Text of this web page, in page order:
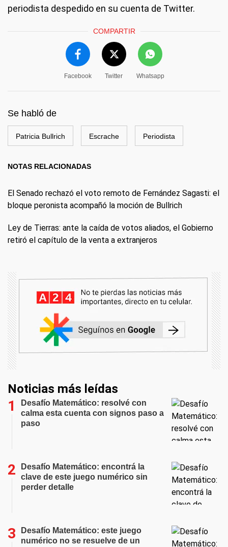
periodista despedido en su cuenta de Twitter.
COMPARTIR
Facebook Twitter Whatsapp
Se habló de
Patricia Bullrich Escrache Periodista
NOTAS RELACIONADAS
El Senado rechazó el voto remoto de Fernández Sagasti: el
bloque peronista acompañó la moción de Bullrich
Ley de Tierras: ante la caída de votos aliados, el Gobierno
retiró el capítulo de la venta a extranjeros
Noticias más leídas
Desafío Matemático: resolvé con
calma esta cuenta con signos paso a
paso
Desafío Matemático: encontrá la
clave de este juego numérico sin
perder detalle
Desafío Matemático: este juego
numérico no se resuelve de un